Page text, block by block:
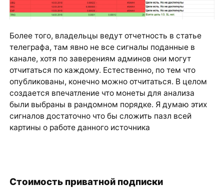
Более того, владельцы ведут отчетность в статье
телеграфа, там явно не все сигналы поданные в
канале, хотя по заверениям админов они могут
отчитаться по каждому. Естественно, по тем что
опубликованы, конечно можно отчитаться. В целом
создается впечатление что монеты для анализа
были выбраны в рандомном порядке. Я думаю этих
сигналов достаточно что бы сложить пазл всей
картины о работе данного источника
Стоимость приватной подписки